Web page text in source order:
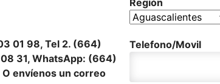
01 98, Tel 2. (664)
31, WhatsApp: (664)
envíenos un correo
Telefono/Movil